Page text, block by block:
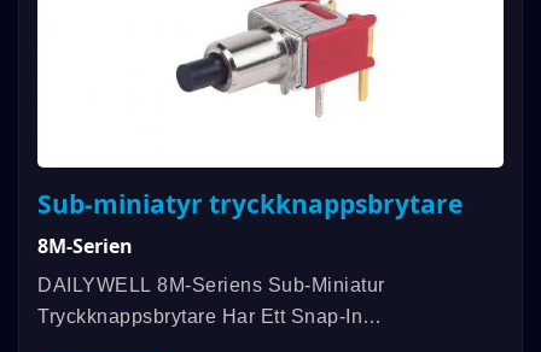
Sub-miniatyr tryckknappsbrytare
8M-Serien
DAILYWELL 8M-Seriens Sub-Miniatur
Tryckknappsbrytare Har Ett Snap-In